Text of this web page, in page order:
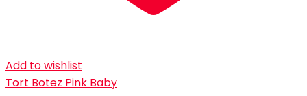
Add to wishlist
Tort Botez Pink Baby